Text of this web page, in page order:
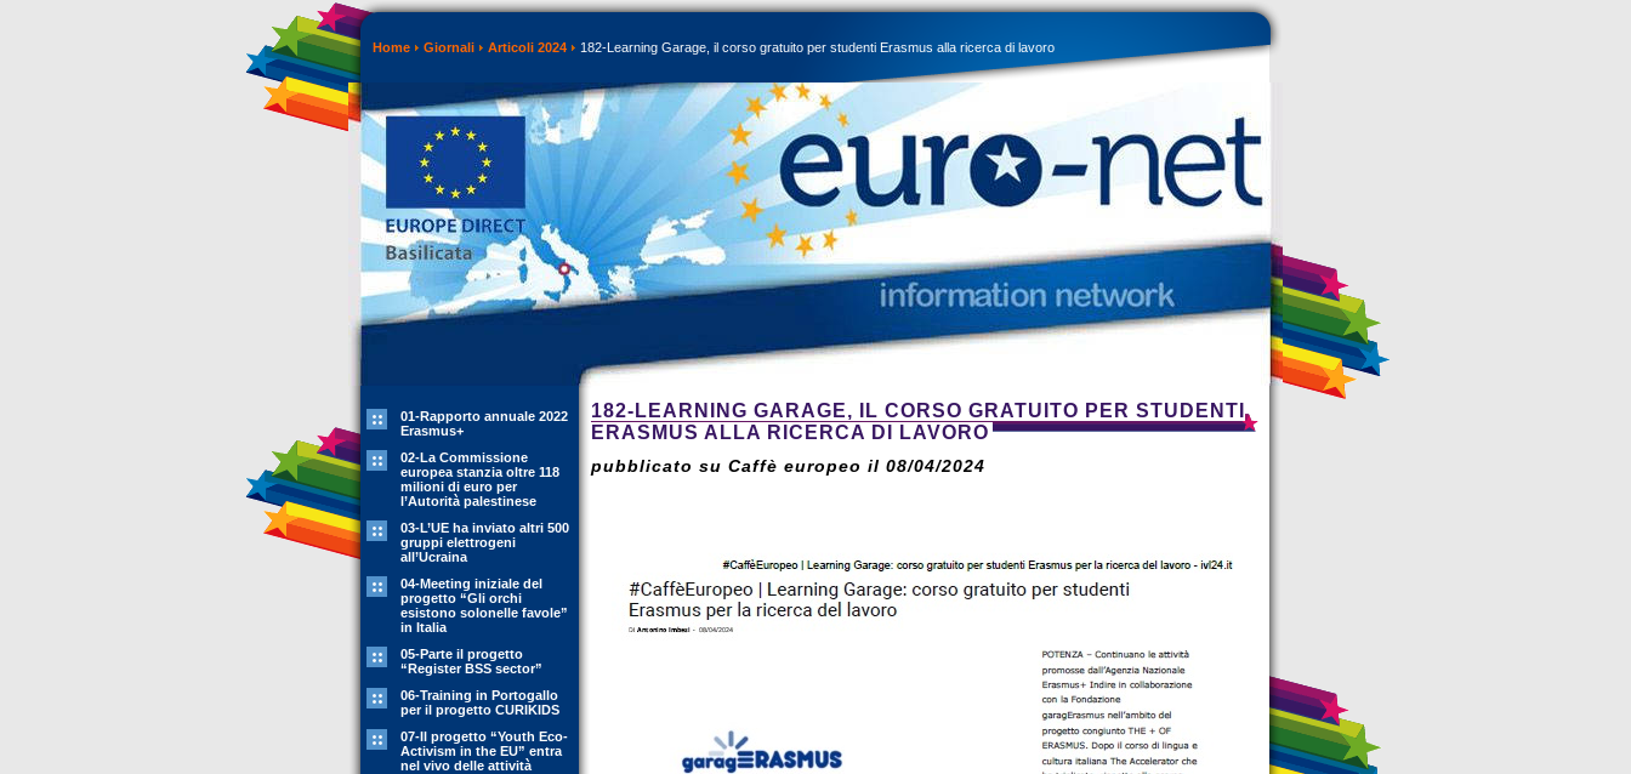
Home Giornali Articoli 2024 182-Learning Garage, il corso gratuito per studenti Erasmus alla ricerca di lavoro
01-Rapporto annuale 2022
Erasmus+
02-La Commissione
europea stanzia oltre 118
milioni di euro per
l’Autorità palestinese
03-L’UE ha inviato altri 500
gruppi elettrogeni
all’Ucraina
04-Meeting iniziale del
progetto “Gli orchi
esistono solonelle favole”
in Italia
05-Parte il progetto
“Register BSS sector”
06-Training in Portogallo
per il progetto CURIKIDS
07-Il progetto “Youth Eco-
Activism in the EU” entra
nel vivo delle attività
182-LEARNING GARAGE, IL CORSO GRATUITO PER STUDENTI
ERASMUS ALLA RICERCA DI LAVORO
pubblicato su Caffè europeo il 08/04/2024